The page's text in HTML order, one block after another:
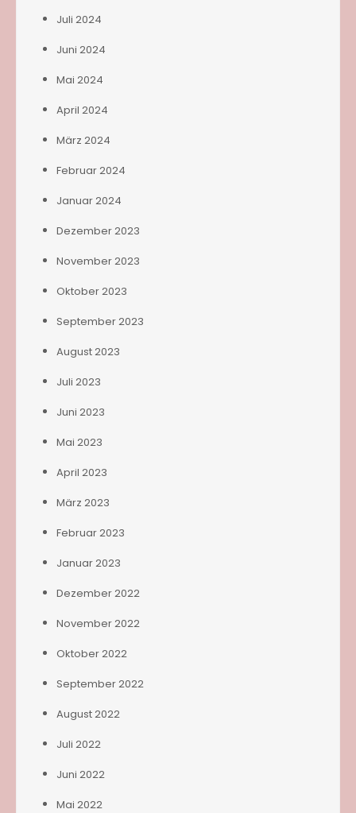
Juli 2024
Juni 2024
Mai 2024
April 2024
März 2024
Februar 2024
Januar 2024
Dezember 2023
November 2023
Oktober 2023
September 2023
August 2023
Juli 2023
Juni 2023
Mai 2023
April 2023
März 2023
Februar 2023
Januar 2023
Dezember 2022
November 2022
Oktober 2022
September 2022
August 2022
Juli 2022
Juni 2022
Mai 2022